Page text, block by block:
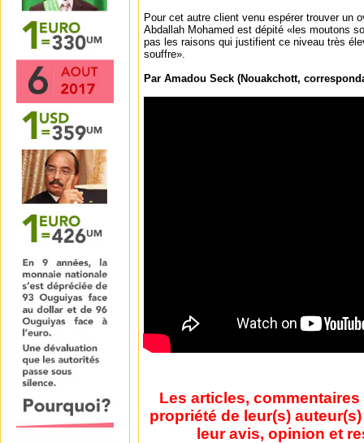
Pour cet autre client venu espérer trouver un
Abdallah Mohamed est dépité «les moutons
pas les raisons qui justifient ce niveau très
souffre».
Par Amadou Seck (Nouakchott,
Les articles,
propriété de leur(s)
leur avis, opinion et